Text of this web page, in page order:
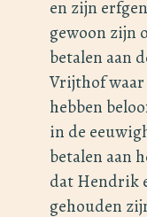
en zijn
gewoon zijn
betalen aan
Vrijthof
hebben
in de
betalen aan
dat Hendrik
gehouden